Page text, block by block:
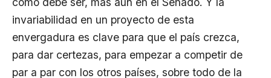
invariabilidad en un proyecto de esta
envergadura es clave para que el país crezca,
para dar certezas, para empezar a competir de
par a par con los otros países, sobre todo de la